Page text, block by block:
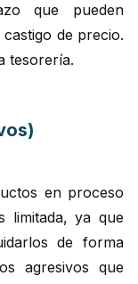
que pueden
de precio.
tesorería.
en proceso
limitada, ya que
de forma
agresivos que